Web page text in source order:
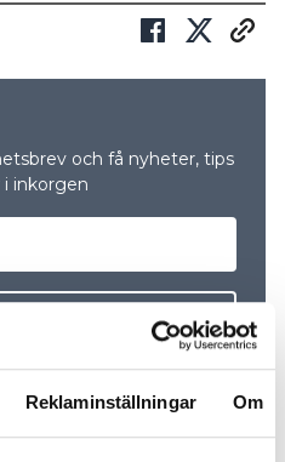
Reklaminställningar Om
och få nyheter, tips
inkorgen